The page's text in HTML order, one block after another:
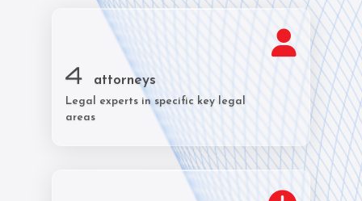
4 attorneys
Legal experts in specific key legal
areas